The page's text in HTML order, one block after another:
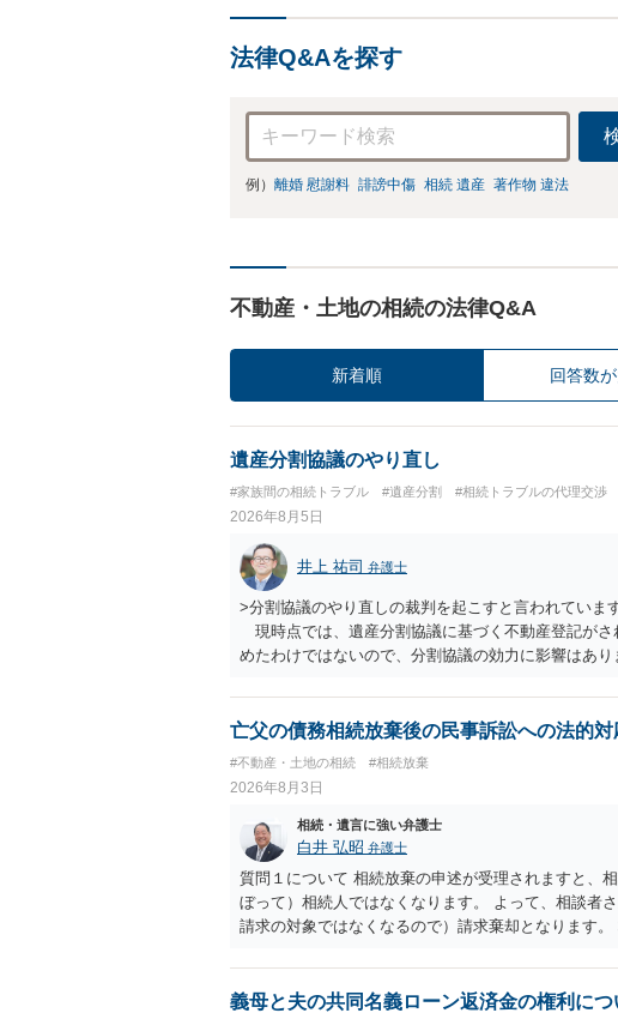
法律Q&Aを探す
例） 離婚 慰謝料 誹謗中傷 相続 遺産 著作物 違法
不動産・土地の相続の法律Q&A
新着順 回答数
遺産分割協議のやり直し
#家族間の相続トラブル #遺産分割 #相続トラブルの代理交渉
2026年8月5日
井上 祐司 弁護士
>分割協議のやり直しの裁判を起こすと言われていま
現時点では、遺産分割協議に基づく不動産登記が
めたわけではないので、分割協議の効力に影響はあ
りますが、 ・伯母様自身が分割協議に加わっている
益が誰にあったかの立証が困難であること からする
亡父の債務相続放棄後の民事訴訟への法的
#不動産・土地の相続 #相続放棄
2026年8月3日
相続・遺言に強い弁護士
白井 弘昭 弁護士
質問１について 相続放棄の申述が受理されますと、
ぼって）相続人ではなくなります。 よって、相談者
請求の対象ではなくなるので）請求棄却となります
１回期日は出席する必要がありません。その日は差
す。 質問３について 弁護士ではないので、ｍｉｎ
義母と夫の共同名義ローン返済金の権利に